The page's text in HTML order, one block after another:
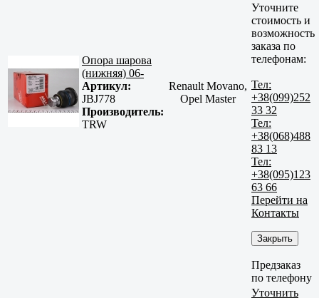
Опора шарова
(нижняя) 06-
Артикул:
JBJ778
Производитель:
TRW
Renault Movano,
Opel Master
Уточните
стоимость и
возможность
заказа по
телефонам:
Тел:
+38(099)252
33 32
Тел:
+38(068)488
83 13
Тел:
+38(095)123
63 66
Перейти на
Контакты
Закрыть
Предзаказ
по телефону
Уточнить